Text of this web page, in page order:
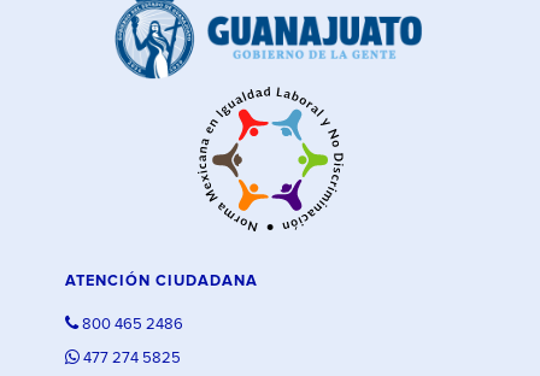
ATENCIÓN CIUDADANA
800 465 2486
477 274 5825